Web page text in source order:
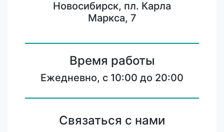
Новосибирск, пл. Карла
Маркса, 7
Время работы
Ежедневно, с 10:00 до 20:00
Связаться с нами